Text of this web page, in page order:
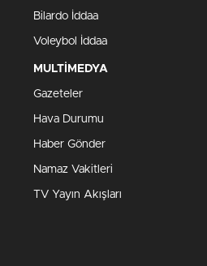
Bilardo İddaa
Voleybol İddaa
MULTİMEDYA
Gazeteler
Hava Durumu
Haber Gönder
Namaz Vakitleri
TV Yayın Akışları